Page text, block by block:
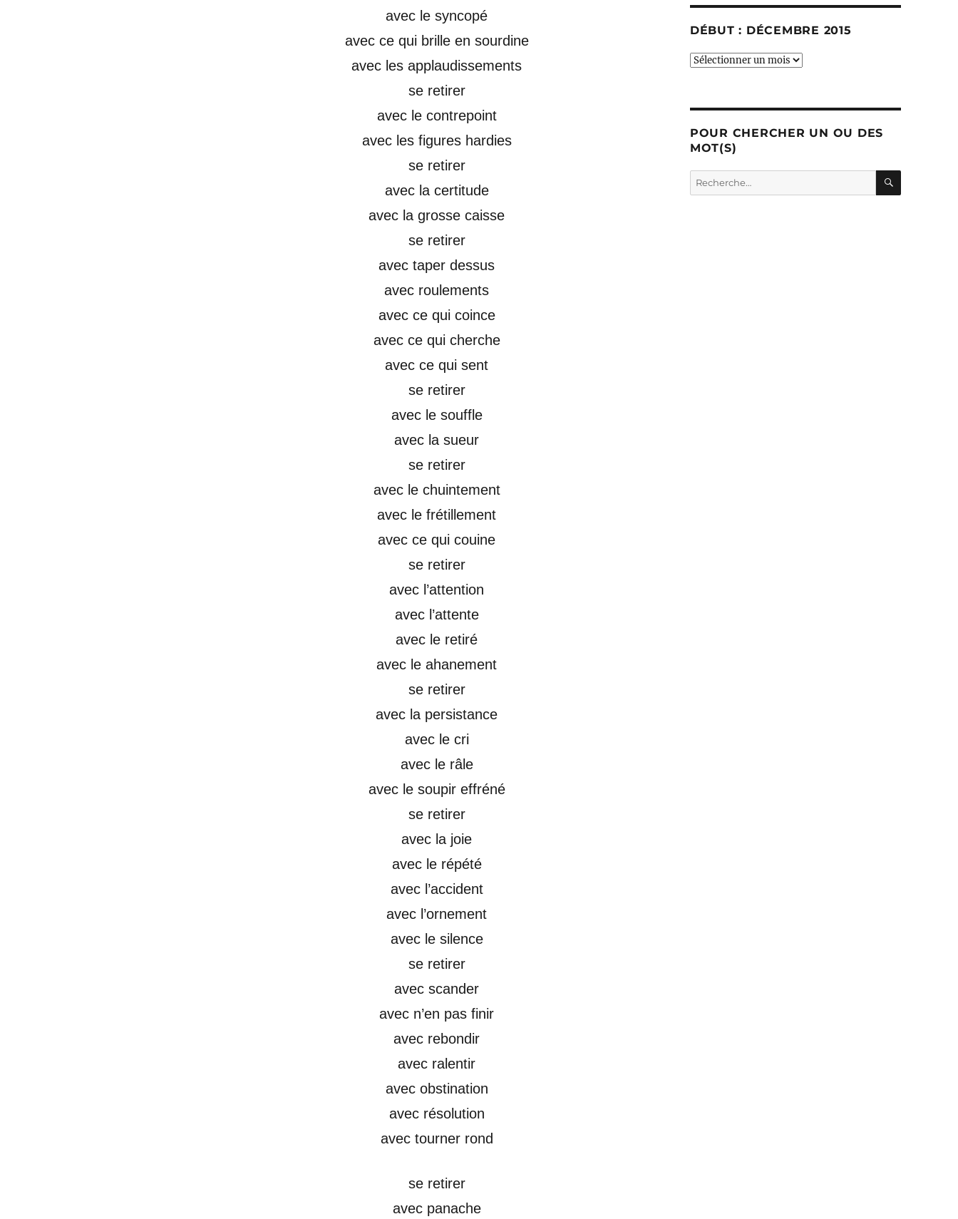
avec le syncopé
avec ce qui brille en sourdine
avec les applaudissements
se retirer
avec le contrepoint
avec les figures hardies
se retirer
avec la certitude
avec la grosse caisse
se retirer
avec taper dessus
avec roulements
avec ce qui coince
avec ce qui cherche
avec ce qui sent
se retirer
avec le souffle
avec la sueur
se retirer
avec le chuintement
avec le frétillement
avec ce qui couine
se retirer
avec l’attention
avec l’attente
avec le retiré
avec le ahanement
se retirer
avec la persistance
avec le cri
avec le râle
avec le soupir effréné
se retirer
avec la joie
avec le répété
avec l’accident
avec l’ornement
avec le silence
se retirer
avec scander
avec n’en pas finir
avec rebondir
avec ralentir
avec obstination
avec résolution
avec tourner rond
se retirer
avec panache
DÉBUT : DÉCEMBRE 2015
début
POUR CHERCHER UN OU DES
MOT(S)
Recherche
pour :